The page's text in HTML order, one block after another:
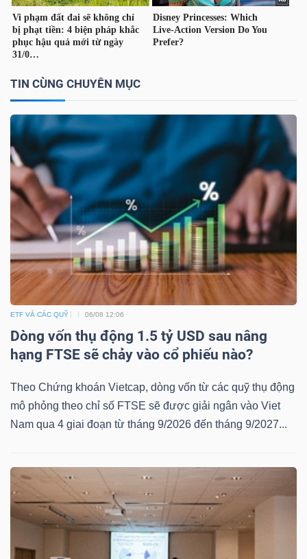
TIN CÙNG CHUYÊN MỤC
ETF VÀ CÁC QUỸ 06/08 12:06
Dòng vốn thụ động 1.5 tỷ USD sau nâng
hạng FTSE sẽ chảy vào cổ phiếu nào?
Theo Chứng khoán Vietcap, dòng vốn từ các quỹ thụ động
mô phỏng theo chỉ số FTSE sẽ được giải ngân vào Viet
Nam qua 4 giai đoạn từ tháng 9/2026 đến tháng 9/2027...
YẾU
TIÊU
THIẾT
YẾU
CHĂM
SỨC
KHỎE
CHÍNH
CÔNG
NGHỆ
THÔNG